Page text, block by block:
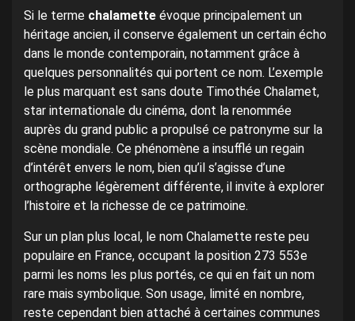
Si le terme chalamette évoque principalement un
héritage ancien, il conserve également un certain écho
dans le monde contemporain, notamment grâce à
quelques personnalités qui portent ce nom. L’exemple
le plus marquant est sans doute Timothée Chalamet,
star internationale du cinéma, dont la renommée
auprès du grand public a propulsé ce patronyme sur la
scène mondiale. Ce phénomène a insufflé un regain
d’intérêt envers le nom, bien qu’il s’agisse d’une
orthographe légèrement différente, il invite à explorer
l’histoire et la richesse de ce patrimoine.
Sur un plan plus local, le nom Chalamette reste peu
populaire en France, occupant la position 273 553e
parmi les noms les plus portés, ce qui en fait un nom
rare mais symbolique. Son usage, limité en nombre,
reste cependant bien attaché à certaines communes